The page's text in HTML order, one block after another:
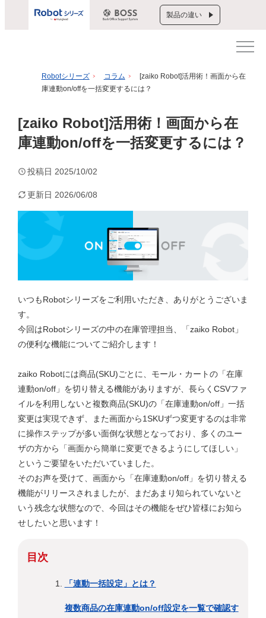
製品の違い
Robotシリーズ コラム
[zaiko Robot]活用術！画面から在
庫連動on/offを一括変更するには？
[zaiko Robot]活用術！画面から在
庫連動on/offを一括変更するには？
投稿日 2025/10/02
更新日 2026/06/08
いつもRobotシリーズをご利用いただき、ありがとうございま
す。
今回はRobotシリーズの中の在庫管理担当、「zaiko Robot」
の便利な機能についてご紹介します！
zaiko Robotには商品(SKU)ごとに、モール・カートの「在庫
連動on/off」を切り替える機能がありますが、長らくCSVファ
イルを利用しないと複数商品(SKU)の「在庫連動on/off」一括
変更は実現できず、また画面から1SKUずつ変更するのは非常
に操作ステップが多い面倒な状態となっており、多くのユー
ザの方から「画面から簡単に変更できるようにしてほしい」
というご要望をいただいていました。
そのお声を受けて、画面から「在庫連動on/off」を切り替える
機能がリリースされましたが、まだあまり知られていないと
いう残念な状態なので、今回はその機能をぜひ皆様にお知ら
せしたいと思います！
目次
「連動一括設定」とは？
複数商品の在庫連動on/off設定を一覧で確認す